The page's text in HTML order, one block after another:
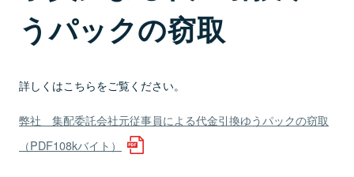
うパックの窃取
詳しくはこちらをご覧ください。
弊社 集配委託会社元従事員による代金引換ゆうパックの窃取
（PDF108kバイト）